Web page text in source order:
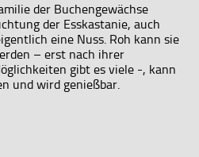
der Buchengewächse
der Esskastanie, auch
eine Nuss. Roh kann sie
– erst nach ihrer
gibt es viele -, kann
und wird genießbar.